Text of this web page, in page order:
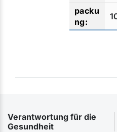
Verantwortung für die
Gesundheit